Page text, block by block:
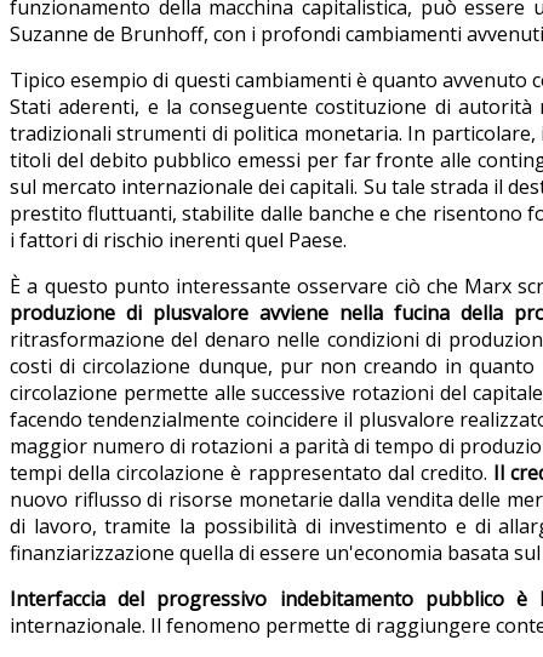
funzionamento della macchina capitalistica, può
Suzanne de Brunhoff, con i profondi cambiamenti
Tipico esempio di questi cambiamenti è quanto avvenuto
Stati aderenti, e la conseguente costituzione di
tradizionali strumenti di politica monetaria. In
titoli del debito pubblico emessi per far fronte alle
sul mercato internazionale dei capitali. Su tale strada il
prestito fluttuanti, stabilite dalle banche e che risentono
i fattori di rischio inerenti quel Paese.
È a questo punto interessante osservare ciò che Marx
produzione di plusvalore avviene nella fucina della
ritrasformazione del denaro nelle condizioni di
costi di circolazione dunque, pur non creando in
circolazione permette alle successive rotazioni del
facendo tendenzialmente coincidere il plusvalore
maggior numero di rotazioni a parità di tempo di
tempi della circolazione è rappresentato dal credito. Il
nuovo riflusso di risorse monetarie dalla vendita delle
di lavoro, tramite la possibilità di investimento e di
finanziarizzazione quella di essere un'economia basata
Interfaccia del progressivo indebitamento pubblico è
internazionale. Il fenomeno permette di raggiungere